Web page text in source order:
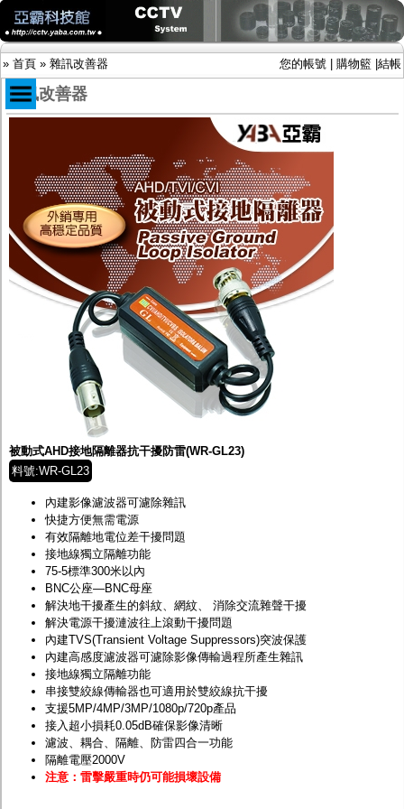
» 首頁 » 雜訊改善器 您的帳號 購物籃 結帳
限時促銷特惠專案
IP網路攝影機及錄放影機
AHD DVR數位錄放影機
AHD半球型(適用屋內)
AHD中小型紅外線攝影機(適用騎樓、室內外)
AHD防護罩型攝影機(適用屋外，紅外線照射
距離遠）
AHD特殊功能型攝影機
旋轉型攝影機.旋轉台
傳統高解析攝影機
投光設備
防護罩及支架
多路攝影機單軸傳輸
監聽器.麥克風
視訊轉換設備
雙絞線傳輸器
雜訊改善器
分配放大器
網路線用水晶頭
網路線
懶人線.同軸線.花線
線頭.插座.延長線.HDMI線
集線盒.防水盒.配線盒
變壓器.避雷器
轉接頭
偽裝嚇阻假監視器. 警示防盜貼紙
行車紀錄器.車用插座配件
電腦工業機殼
客訂商品
雜訊改善器
被動式AHD接地隔離器抗干擾防雷(WR-GL23)
料號:WR-GL23
內建影像濾波器可濾除雜訊
快捷方便無需電源
有效隔離地電位差干擾問題
接地線獨立隔離功能
75-5標準300米以內
BNC公座—BNC母座
解決地干擾產生的斜紋、網紋、 消除交流雜聲干擾
解決電源干擾漣波往上滾動干擾問題
內建TVS(Transient Voltage Suppressors)突波保護
內建高感度濾波器可濾除影像傳輸過程所產生雜訊
接地線獨立隔離功能
串接雙絞線傳輸器也可適用於雙絞線抗干擾
支援5MP/4MP/3MP/1080p/720p產品
接入超小損耗0.05dB確保影像清晰
濾波、耦合、隔離、防雷四合一功能
隔離電壓2000V
注意：雷擊嚴重時仍可能損壞設備